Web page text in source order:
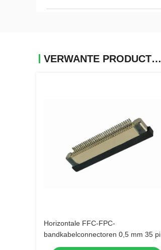
VERWANTE PRODUCTEN
Horizontale FFC-FPC-
bandkabelconnectoren 0,5 mm 35 pin
voor LCD-module